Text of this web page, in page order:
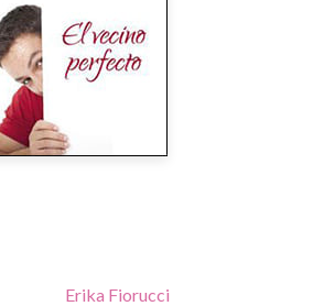
Erika Fiorucci